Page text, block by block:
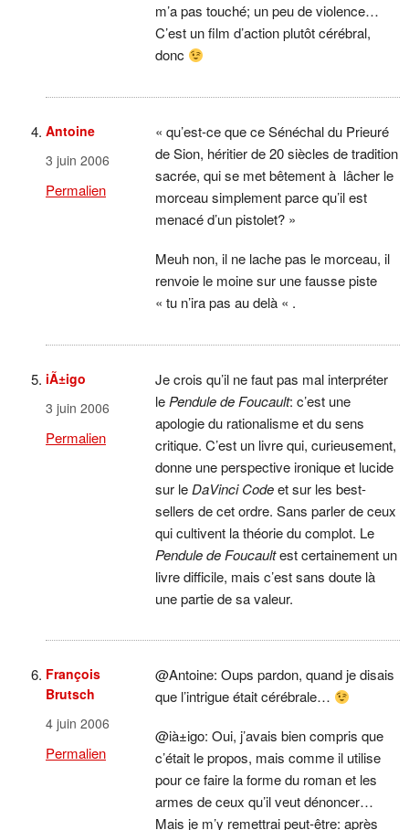
m’a pas touché; un peu de violence…
C’est un film d’action plutôt cérébral,
donc
Antoine
3 juin 2006
Permalien
« qu’est-ce que ce Sénéchal du Prieuré
de Sion, héritier de 20 siècles de tradition
sacrée, qui se met bêtement à lâcher le
morceau simplement parce qu’il est
menacé d’un pistolet? »
Meuh non, il ne lache pas le morceau, il
renvoie le moine sur une fausse piste
« tu n’ira pas au delà « .
iÃ±igo
3 juin 2006
Permalien
Je crois qu’il ne faut pas mal interpréter
le Pendule de Foucault: c’est une
apologie du rationalisme et du sens
critique. C’est un livre qui, curieusement,
donne une perspective ironique et lucide
sur le DaVinci Codeet sur les best-
sellers de cet ordre. Sans parler de ceux
qui cultivent la théorie du complot. Le
Pendule de Foucaultest certainement un
livre difficile, mais c’est sans doute là
une partie de sa valeur.
François
Brutsch
4 juin 2006
Permalien
@Antoine: Oups pardon, quand je disais
que l’intrigue était cérébrale…
@ià±igo: Oui, j’avais bien compris que
c’était le propos, mais comme il utilise
pour ce faire la forme du roman et les
armes de ceux qu’il veut dénoncer…
Mais je m’y remettrai peut-être: après